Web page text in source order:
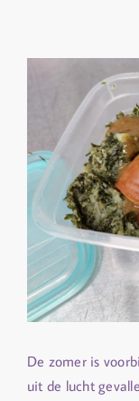
De zomer is
uit de lucht